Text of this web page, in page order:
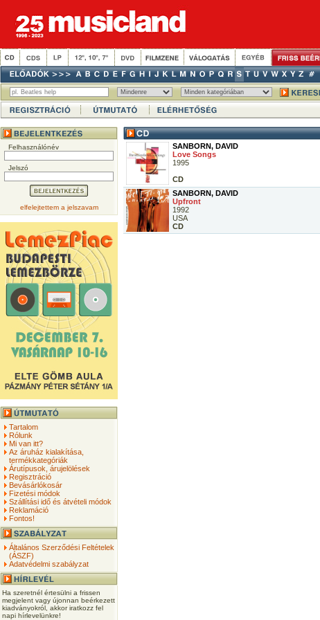
Felhasználónév
Jelszó
elfelejtettem a jelszavam
Tartalom
Rólunk
Mi van itt?
Az áruház kialakítása,
termékkategóriák
Árutípusok, árujelölések
Regisztráció
Bevásárlókosár
Fizetési módok
Szállítási idő és átvételi módok
Reklamáció
Fontos!
Általános Szerződési Feltételek
(ÁSZF)
Adatvédelmi szabályzat
Ha szeretnél értesülni a frissen
megjelent vagy újonnan beérkezett
kiadványokról, akkor iratkozz fel
napi hírlevelünkre!
SANBORN, DAVID
Love Songs
1995
CD
SANBORN, DAVID
Upfront
1992
USA
CD